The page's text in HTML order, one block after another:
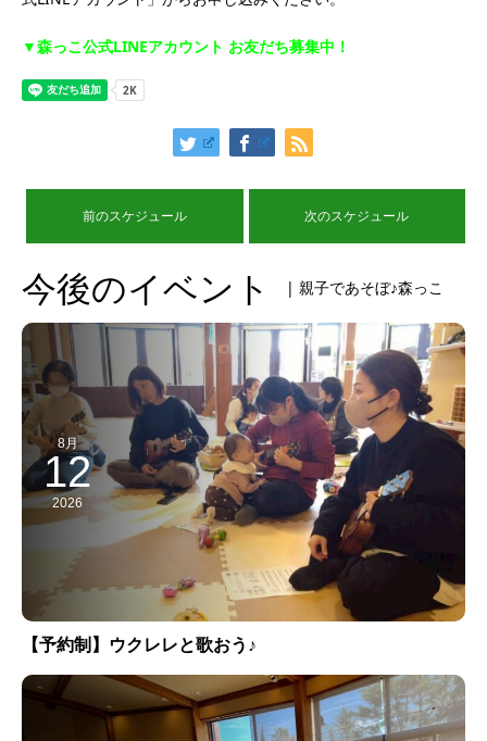
▼森っこ公式LINEアカウント お友だち募集中！
前のスケジュール 次のスケジュール
今後のイベント | 親子であそぼ♪森っこ
8月
12
2026
【予約制】ウクレレと歌おう♪